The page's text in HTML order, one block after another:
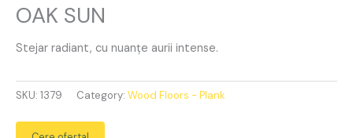
OAK SUN
Stejar radiant, cu nuanțe aurii intense.
SKU: 1379 Category: Wood Floors - Plank